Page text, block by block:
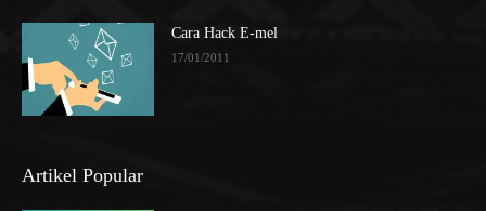
Cara Hack E-mel
17/01/2011
Artikel Popular